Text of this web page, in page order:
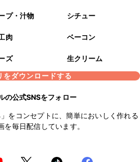
プ・汁物 シチュー
肉 ベーコン
ズ
生クリーム
をダウンロードする
の公式SNSをフォロー
」をコンセプトに、簡単においしく作れる
を毎日配信しています。